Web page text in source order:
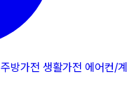
주방가전 생활가전 에어컨/계